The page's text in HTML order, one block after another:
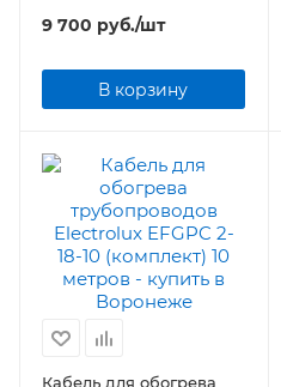
(комплект теплого пола)
9 700 руб./шт
В корзину
Кабель для обогрева